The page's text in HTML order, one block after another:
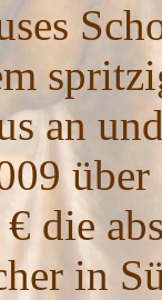
an
die
in